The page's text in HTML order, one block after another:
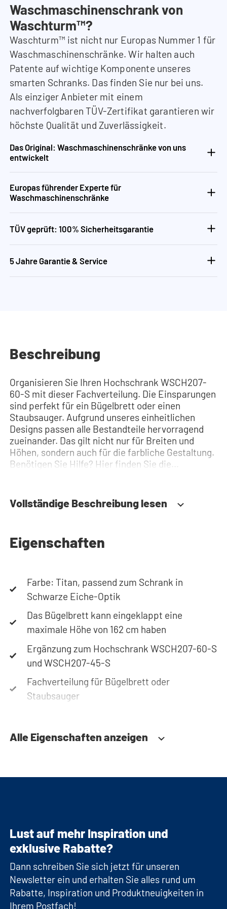
Waschmaschinenschrank von
Waschturm™?
Waschturm™ ist nicht nur Europas Nummer 1 für
Waschmaschinenschränke. Wir halten auch
Patente auf wichtige Komponente unseres
smarten Schranks. Das finden Sie nur bei uns.
Als einziger Anbieter mit einem
nachverfolgbaren TÜV-Zertifikat garantieren wir
höchste Qualität und Zuverlässigkeit.
Das Original: Waschmaschinenschränke von uns
entwickelt
Europas führender Experte für
Waschmaschinenschränke
TÜV geprüft: 100% Sicherheitsgarantie
5 Jahre Garantie & Service
Beschreibung
Organisieren Sie Ihren Hochschrank WSCH207-
60-S mit dieser Fachverteilung. Die Einsparungen
sind perfekt für ein Bügelbrett oder einen
Staubsauger. Aufgrund unseres einheitlichen
Designs passen alle Bestandteile hervorragend
zueinander. Das gilt nicht nur für Breiten und
Höhen, sondern auch für die farbliche Gestaltung.
Benötigen Sie Hilfe? Hier finden Sie die
Konfigurator, um Ihren Waschmaschinenschrank
zusammenzustellen. Sie können uns auch
Vollständige Beschreibung lesen
Eigenschaften
Farbe: Titan, passend zum Schrank in
Schwarze Eiche-Optik
Das Bügelbrett kann eingeklappt eine
maximale Höhe von 162 cm haben
Ergänzung zum Hochschrank WSCH207-60-S
und WSCH207-45-S
Fachverteilung für Bügelbrett oder
Staubsauger
Alle Eigenschaften anzeigen
Lust auf mehr Inspiration und
exklusive Rabatte?
Dann schreiben Sie sich jetzt für unseren
Newsletter ein und erhalten Sie alles rund um
Rabatte, Inspiration und Produktneuigkeiten in
Ihrem Postfach!